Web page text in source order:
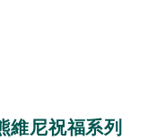
維尼祝福系列